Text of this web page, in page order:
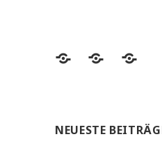
Topthemen
NEUESTE